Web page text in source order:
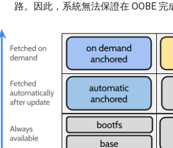
路。因此，系統無法保證在 OOBE 完